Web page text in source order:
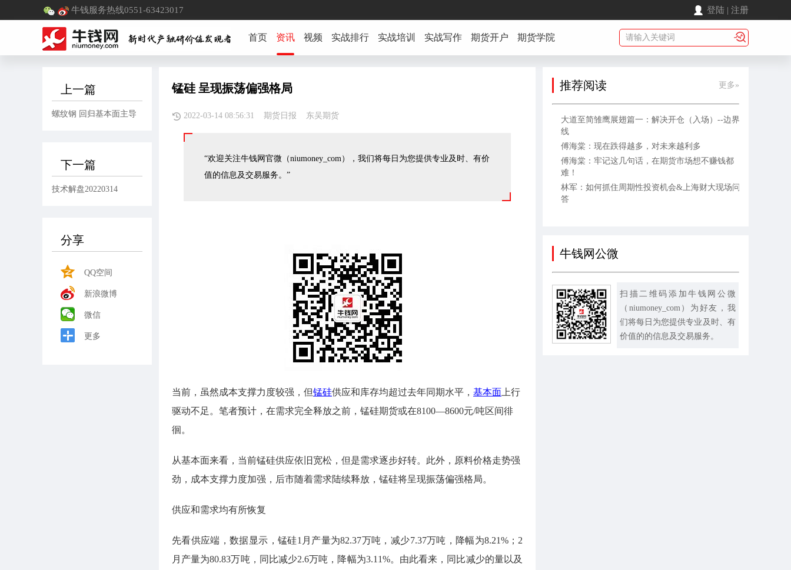
牛钱服务热线0551-63423017 登陆 | 注册
首页 资讯 视频 实战排行 实战培训 实战写作 期货开户 期货学院
上一篇
螺纹钢 回归基本面主导
下一篇
技术解盘20220314
分享
QQ空间
新浪微博
微信
更多
锰硅 呈现振荡偏强格局
2022-03-14 08:56:31 期货日报 东吴期货
“欢迎关注牛钱网官微（niumoney_com），我们将每日为您提供专业及时、有价
值的信息及交易服务。”
当前，虽然成本支撑力度较强，但锰硅供应和库存均超过去年同期水平， 基本面 上行
驱动不足。笔者预计，在需求完全释放之前，锰硅期货或在8100—8600元/吨区间徘
徊。
从基本面来看，当前锰硅供应依旧宽松，但是需求逐步好转。此外，原料价格走势强
劲，成本支撑力度加强，后市随着需求陆续释放，锰硅将呈现振荡偏强格局。
供应和需求均有所恢复
先看供应端，数据显示，锰硅1月产量为82.37万吨，减少7.37万吨，降幅为8.21%；2
月产量为80.83万吨，同比减少2.6万吨，降幅为3.11%。由此看来，同比减少的量以及
推荐阅读 更多»
大道至简雏鹰展翅篇一：解决开仓（入场）--边界
线
傅海棠：现在跌得越多，对未来越利多
傅海棠：牢记这几句话，在期货市场想不赚钱都
难！
林军：如何抓住周期性投资机会&上海财大现场问
答
牛钱网公微
扫描二维码添加牛钱网公微
（niumoney_com）为好友，我
们将每日为您提供专业及时、有
价值的的信息及交易服务。